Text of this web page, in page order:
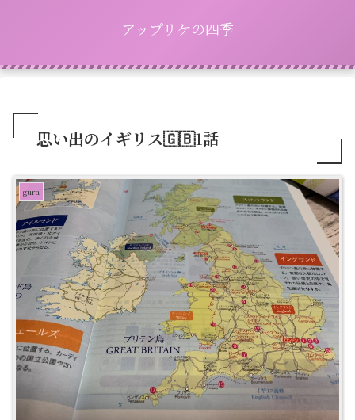
アップリケの四季
思い出のイギリス🇬🇧1話
gura